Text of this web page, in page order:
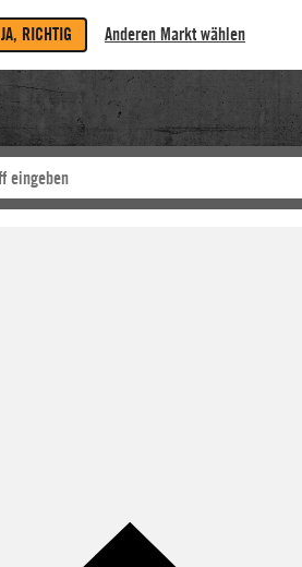
JA, RICHTIG Anderen Markt wählen